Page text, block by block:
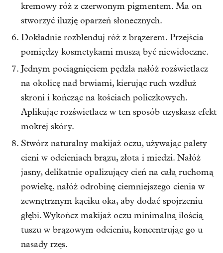
kremowy róż z czerwonym pigmentem. Ma on
stworzyć iluzję oparzeń słonecznych.
Dokładnie rozblenduj róż z brązerem. Przejścia
pomiędzy kosmetykami muszą być niewidoczne.
Jednym pociągnięciem pędzla nałóż rozświetlacz
na okolicę nad brwiami, kierując ruch wzdłuż
skroni i kończąc na kościach policzkowych.
Aplikując rozświetlacz w ten sposób uzyskasz efekt
mokrej skóry.
Stwórz naturalny makijaż oczu, używając palety
cieni w odcieniach brązu, złota i miedzi. Nałóż
jasny, delikatnie opalizujący cień na całą ruchomą
powiekę, nałóż odrobinę ciemniejszego cienia w
zewnętrznym kąciku oka, aby dodać spojrzeniu
głębi. Wykończ makijaż oczu minimalną ilością
tuszu w brązowym odcieniu, koncentrując go u
nasady rzęs.